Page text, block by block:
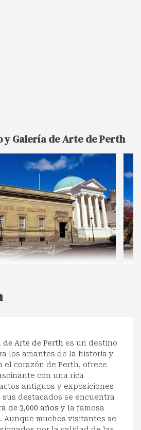
y Galería de Arte de Perth
de Arte de Perth es un destino
los amantes de la historia y
el corazón de Perth, ofrece
con una rica
antiguos y exposiciones
destacados se encuentra
de 3,000 años y la famosa
. Aunque muchos visitantes se